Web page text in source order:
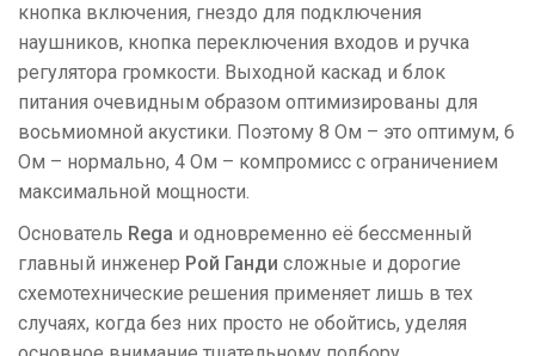
кнопка включения, гнездо для подключения
наушников, кнопка переключения входов и ручка
регулятора громкости. Выходной каскад и блок
питания очевидным образом оптимизированы для
восьмиомной акустики. Поэтому 8 Ом – это оптимум, 6
Ом – нормально, 4 Ом – компромисс с ограничением
максимальной мощности.
Основатель Rega и одновременно её бессменный
главный инженер Рой Ганди cложные и дорогие
схемотехнические решения применяет лишь в тех
случаях, когда без них просто не обойтись, уделяя